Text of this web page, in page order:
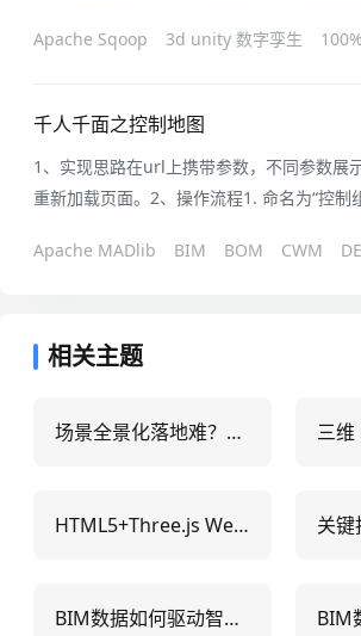
于数据的采集、清理、预处理、分析和挖
Apache Sqoop 3d unity 数字孪生
千人千面之控制地图
1、实现思路在url上携带参数，不同参数
重新加载页面。2、操作流程1. 命名为“控
图V2】做设置主地图动作，代码框内容为
Apache MADlib BIM BOM CWM
相关主题
场景全景化落地难？5大行业实战案例+3步实施路径全解析
HTML5+Three.js WebGL实现超逼真的海中三维水母动画效果
BIM数据如何驱动智能建造？5大核心应用场景与数据治理实战指南